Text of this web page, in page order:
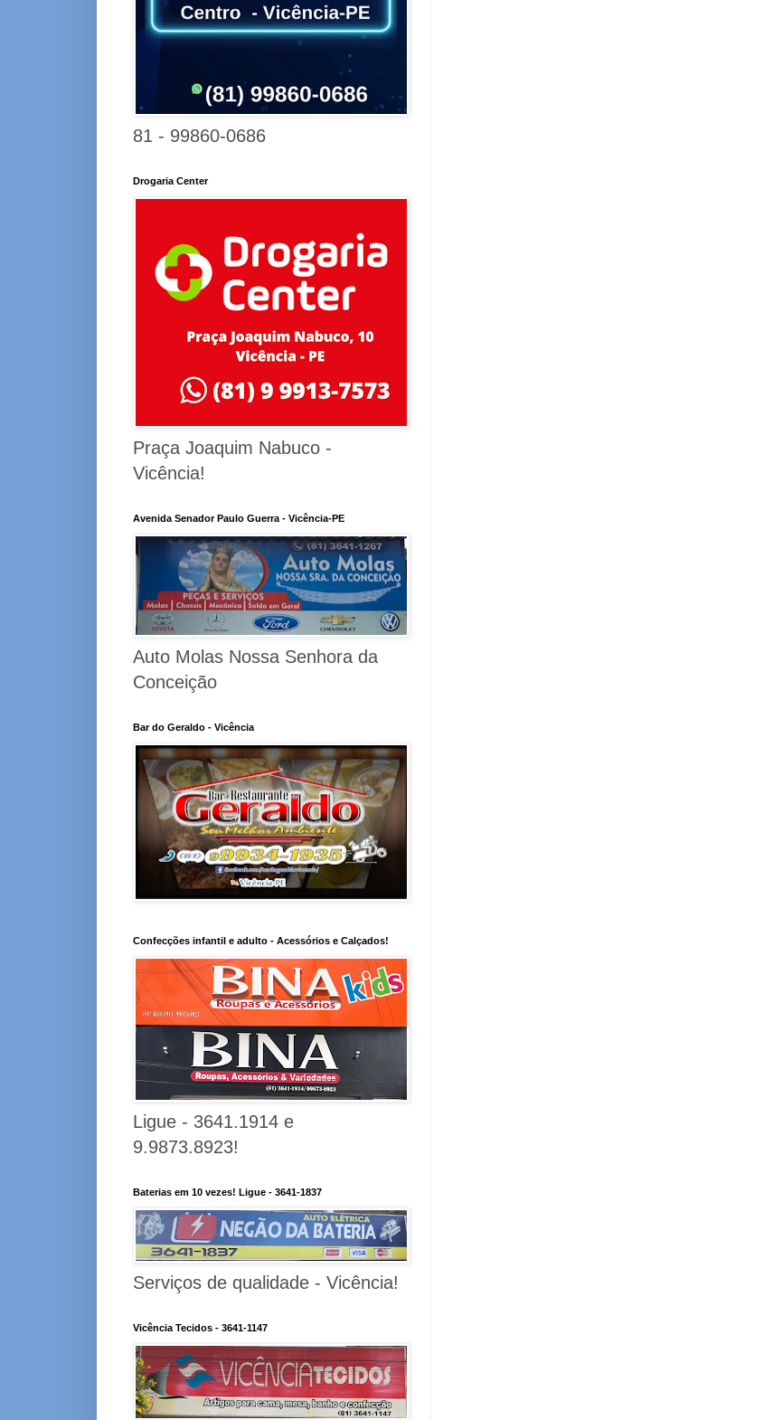
81 - 99860-0686
Drogaria Center
Praça Joaquim Nabuco -
Vicência!
Avenida Senador Paulo Guerra - Vicência-PE
Auto Molas Nossa Senhora da
Conceição
Bar do Geraldo - Vicência
Confecções infantil e adulto - Acessórios e Calçados!
Ligue - 3641.1914 e
9.9873.8923!
Baterias em 10 vezes! Ligue - 3641-1837
Serviços de qualidade - Vicência!
Vicência Tecidos - 3641-1147